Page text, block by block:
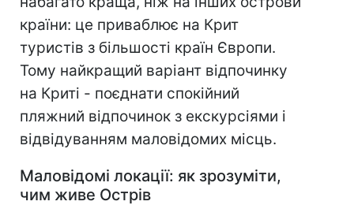
країни: це приваблює на Крит
туристів з більшості країн Європи.
Тому найкращий варіант відпочинку
на Криті - поєднати спокійний
пляжний відпочинок з екскурсіями і
відвідуванням маловідомих місць.
Маловідомі локації: як зрозуміти,
чим живе Острів